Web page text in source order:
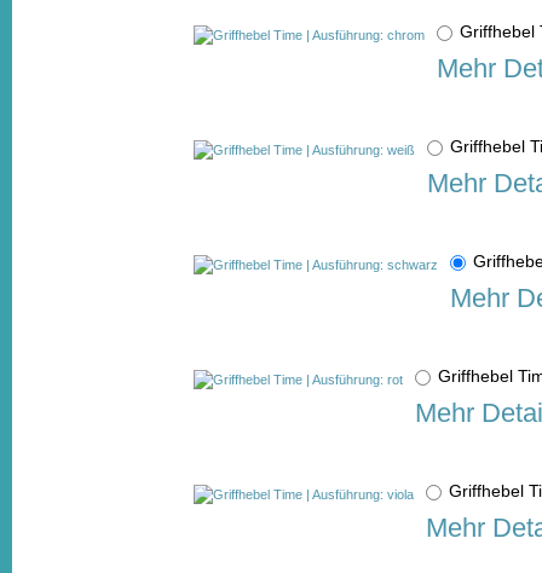
Mehr
Griffhebel
Mehr
Mehr
Griffhebel
Mehr
Griffhebel
Mehr